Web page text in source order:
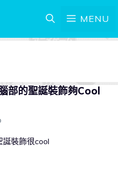
MENU
部的聖誕裝飾夠Cool
裝飾很cool